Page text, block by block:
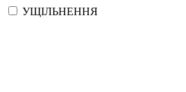
УЩІЛЬНЕННЯ